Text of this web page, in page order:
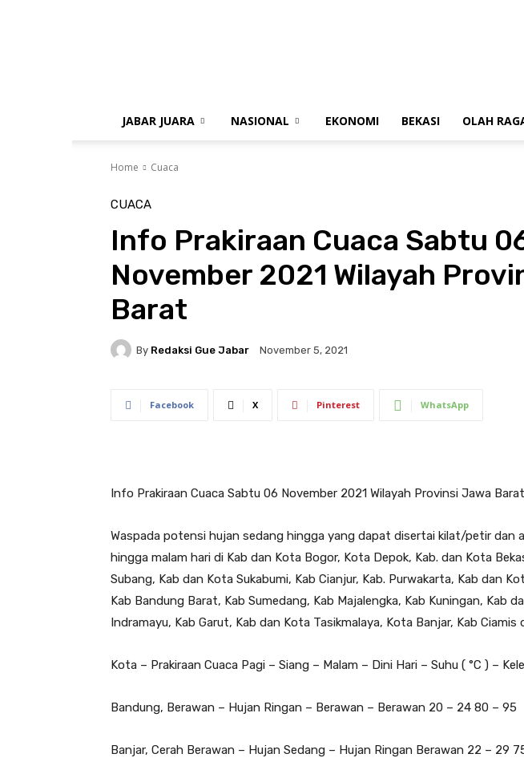
JABAR JUARA NASIONAL EKONOMI BEKASI OLAH
Home Cuaca
CUACA
Info Prakiraan Cuaca Sabtu
November 2021 Wilayah
Barat
By Redaksi Gue Jabar November 5, 2021
Facebook X Pinterest WhatsApp
Info Prakiraan Cuaca Sabtu 06 November 2021 Wilayah Provinsi Jawa Barat
Waspada potensi hujan sedang hingga yang dapat disertai kilat/petir dan
hingga malam hari di Kab dan Kota Bogor, Kota Depok, Kab. dan Kota
Subang, Kab dan Kota Sukabumi, Kab Cianjur, Kab. Purwakarta, Kab dan
Kab Bandung Barat, Kab Sumedang, Kab Majalengka, Kab Kuningan, Kab
Indramayu, Kab Garut, Kab dan Kota Tasikmalaya, Kota Banjar, Kab Ciamis
Kota – Prakiraan Cuaca Pagi – Siang – Malam – Dini Hari – Suhu ( °C ) –
Bandung, Berawan – Hujan Ringan – Berawan – Berawan 20 – 24 80 – 95
Banjar, Cerah Berawan – Hujan Sedang – Hujan Ringan Berawan 22 – 29